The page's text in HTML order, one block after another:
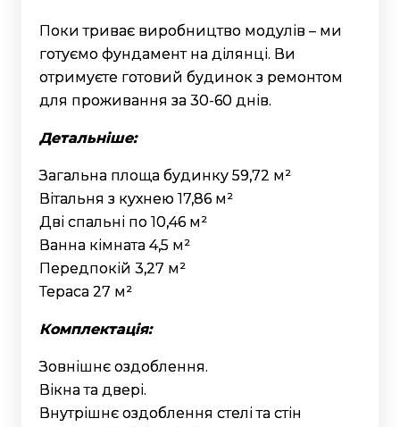
Поки триває виробництво модулів – ми
готуємо фундамент на ділянці. Ви
отримуєте готовий будинок з ремонтом
для проживання за 30-60 днів.
Детальніше:
Загальна площа будинку 59,72 м²
Вітальня з кухнею 17,86 м²
Дві спальні по 10,46 м²
Ванна кімната 4,5 м²
Передпокій 3,27 м²
Тераса 27 м²
Комплектація:
Зовнішнє оздоблення.
Вікна та двері.
Внутрішнє оздоблення стелі та стін